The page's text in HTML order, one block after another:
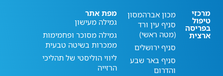
מרכזי
טיפול
בפריסה
ארצית
מכון אברהמסון
סניף עין ורד
(מטה ראשי)
סניף ירושלים
סניף באר שבע
והדרום
מפת אתר
גמילה מעישון
גמילה מסוכר ופחמימות
ממכרות בשיטה טבעית
ליווי הוליסטי של תהליכי
הרזייה